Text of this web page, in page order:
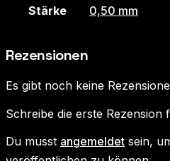
Stärke 0,50 mm
Rezensionen
Es gibt noch keine
Schreibe die erste Rezension
Du musst angemeldet sein,